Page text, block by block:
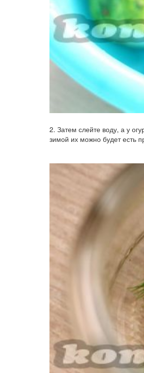
2. Затем слейте воду, а у
зимой их можно будет есть